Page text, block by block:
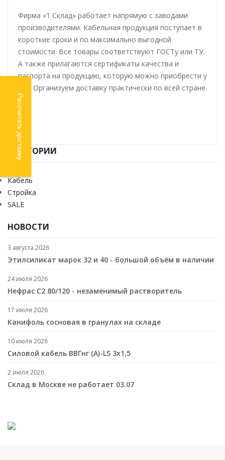
Фирма «1 Склад» работает напрямую с заводами
производителями. Кабельная продукция поступает в
короткие сроки и по максимально выгодной
стоимости. Все товары соответствуют ГОСТу или ТУ.
А также прилагаются сертификаты качества и
паспорта на продукцию, которую можно приобрести у
нас. Организуем доставку практически по всей стране.
КАТЕГОРИИ
Кабель
Стройка
SALE
НОВОСТИ
3 августа 2026
Этилсиликат марок 32 и 40 - большой объём в наличии
24 июля 2026
Нефрас С2 80/120 - незаменимый растворитель
17 июля 2026
Канифоль сосновая в гранулах на складе
10 июля 2026
Cиловой кабель ВВГнг (A)-LS 3х1,5
2 июля 2026
Склад в Москве не работает 03.07
Рассчитать доставку